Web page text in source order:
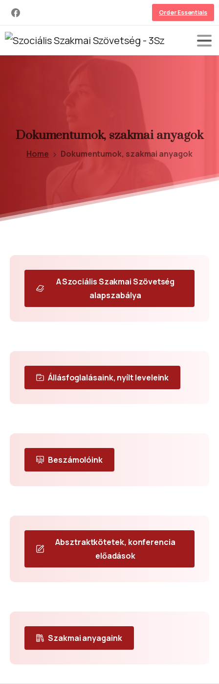
Order Essentials
Dokumentumok, szakmai anyagok
Home Dokumentumok, szakmai anyagok
A Szociális Szakmai Szövetség
alapszabálya
Állásfoglalásaink, nyílt leveleink
Beszámolóink
Absztraktkötetek, konferencia
előadások
Szakmai anyagaink